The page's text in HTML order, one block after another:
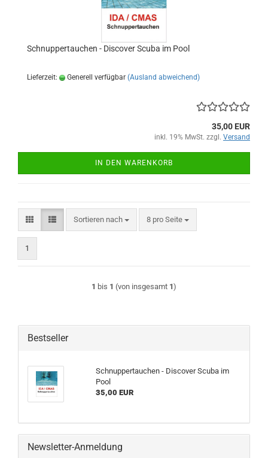
Schnuppertauchen - Discover Scuba im Pool
Lieferzeit: Generell verfügbar (Ausland abweichend)
35,00 EUR
inkl. 19% MwSt. zzgl. Versand
IN DEN WARENKORB
Sortieren nach
Sortieren nach 8 pro Seite
pro Seite
1
1 bis 1 (von insgesamt 1)
Bestseller
Schnuppertauchen - Discover Scuba im
Pool
35,00 EUR
Newsletter-Anmeldung